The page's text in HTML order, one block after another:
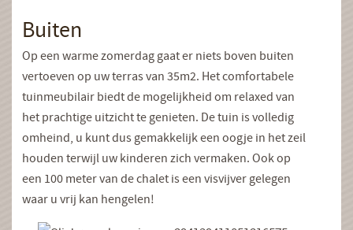
Buiten
Op een warme zomerdag gaat er niets boven buiten
vertoeven op uw terras van 35m2. Het comfortabele
tuinmeubilair biedt de mogelijkheid om relaxed van
het prachtige uitzicht te genieten. De tuin is volledig
omheind, u kunt dus gemakkelijk een oogje in het zeil
houden terwijl uw kinderen zich vermaken. Ook op
een 100 meter van de chalet is een visvijver gelegen
waar u vrij kan hengelen!